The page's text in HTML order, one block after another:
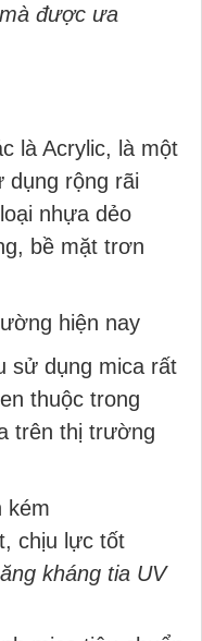
được ưa
là Acrylic, là một
dụng rộng rãi
nhựa dẻo
bề mặt trơn
hiện nay
sử dụng mica rất
thuộc trong
trên thị trường
kém
chịu lực tốt
kháng tia UV